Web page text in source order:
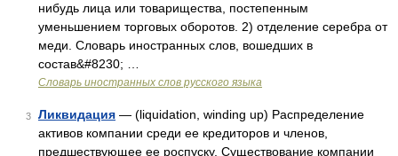
нибудь лица или товарищества, постепенным
уменьшением торговых оборотов. 2) отделение серебра от
меди. Словарь иностранных слов, вошедших в
состав&#8230; …
Словарь иностранных слов русского языка
3 Ликвидация — (liquidation, winding up) Распределение
активов компании среди ее кредиторов и членов,
предшествующее ее роспуску. Существование компании